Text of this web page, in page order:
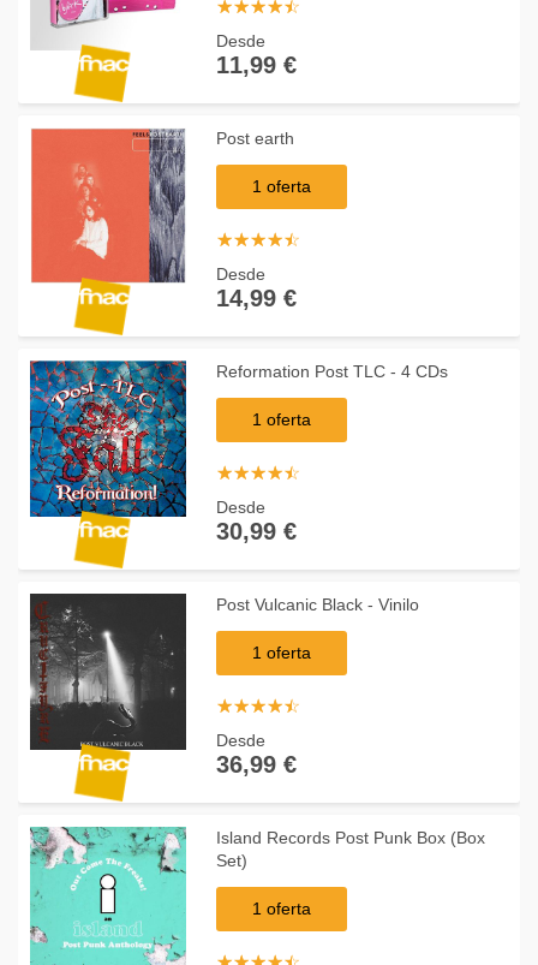
☆☆☆☆☆
★★★★★
Desde
11,99 €
Post earth
1 oferta
☆☆☆☆☆
★★★★★
Desde
14,99 €
Reformation Post TLC - 4 CDs
1 oferta
☆☆☆☆☆
★★★★★
Desde
30,99 €
Post Vulcanic Black - Vinilo
1 oferta
☆☆☆☆☆
★★★★★
Desde
36,99 €
Island Records Post Punk Box (Box
Set)
1 oferta